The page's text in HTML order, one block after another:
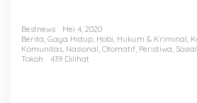
h
,
Bestnews
Mei 4, 2020
Berita, Gaya Hidup, Hobi, Hukum & Kriminal,
Komunitas, Nasional, Otomatif, Peristiwa,
Tokoh
439 Dilihat